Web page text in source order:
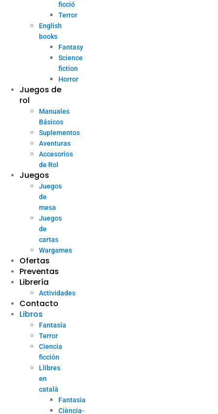
ficció
Terror
English
books
Fantasy
Science
fiction
Horror
Juegos de
rol
Manuales
Básicos
Suplementos
Aventuras
Accesorios
de Rol
Juegos
Juegos
de
mesa
Juegos
de
cartas
Wargames
Ofertas
Preventas
Librería
Actividades
Contacto
Libros
Fantasía
Terror
Ciencia
ficción
Llibres
en
català
Fantasia
Ciència-